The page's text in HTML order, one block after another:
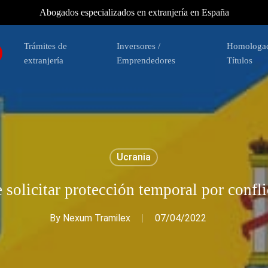
Abogados especializados en extranjería en España
Trámites de
extranjería
Inversores /
Emprendedores
Títulos
Ucrania
solicitar protección temporal por
By Nexum Tramilex 07/04/2022